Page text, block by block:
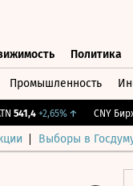
Политика
Промышленность
+2,65%↑ CNY Бирж.
Выборы в